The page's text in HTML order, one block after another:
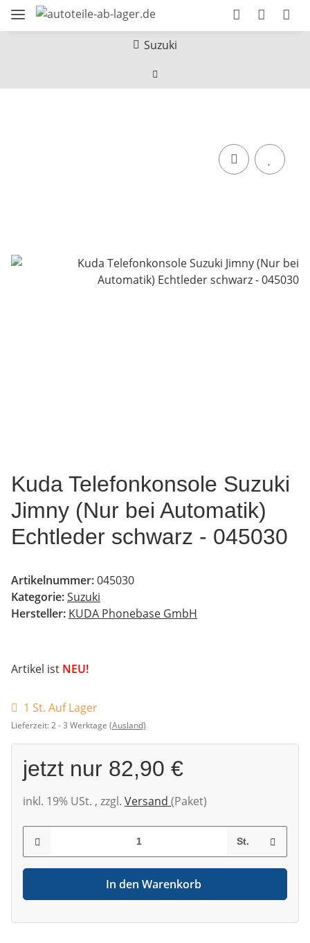
Suzuki
Kuda Telefonkonsole Suzuki
Jimny (Nur bei Automatik)
Echtleder schwarz - 045030
Artikelnummer:045030
Kategorie:Suzuki
Hersteller: KUDA Phonebase GmbH
Artikel ist NEU!
1 St. Auf Lager
Lieferzeit:2 - 3 Werktage (Ausland)
jetzt nur 82,90 €
inkl. 19% USt. , zzgl. Versand (Paket)
St.
In den Warenkorb